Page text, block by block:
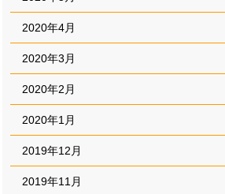
2020年4月
2020年3月
2020年2月
2020年1月
2019年12月
2019年11月